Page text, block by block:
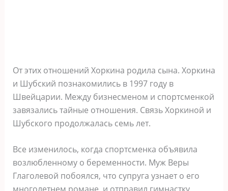
От этих отношений Хоркина родила сына. Хоркина
и Шубский познакомились в 1997 году в
Швейцарии. Между бизнесменом и спортсменкой
завязались тайные отношения. Связь Хоркиной и
Шубского продолжалась семь лет.
Все изменилось, когда спортсменка объявила
возлюбленному о беременности. Муж Веры
Глаголевой побоялся, что супруга узнает о его